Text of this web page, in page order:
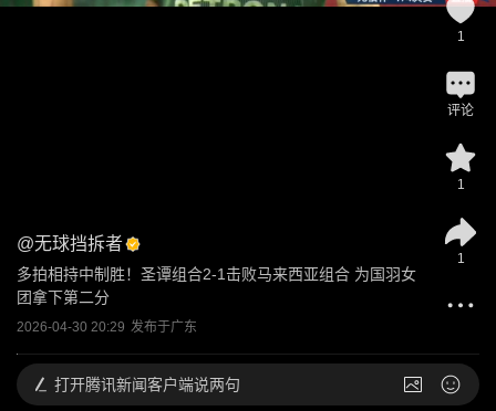
@无球挡拆者
多拍相持中制胜！圣谭组合2-1击败马来西亚组合 为国羽女
团拿下第二分
2026-04-30 20:29 发布于广东
1
评论
1
1
打开腾讯新闻客户端说两句